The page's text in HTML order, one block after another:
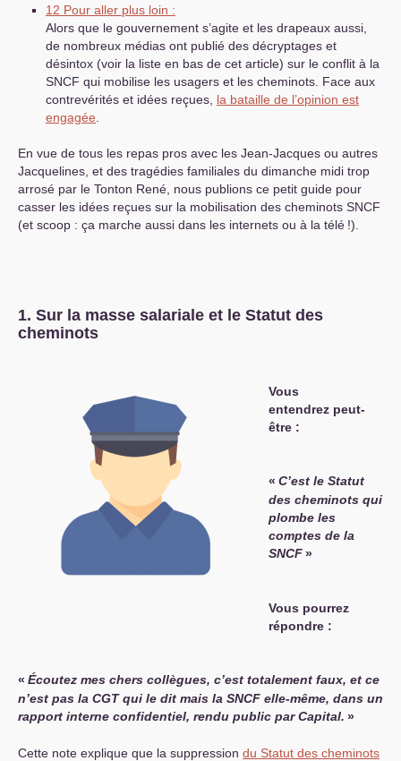
12 Pour aller plus loin :
Alors que le gouvernement s’agite et les drapeaux aussi,
de nombreux médias ont publié des décryptages et
désintox (voir la liste en bas de cet article) sur le conflit à la
SNCF qui mobilise les usagers et les cheminots. Face aux
contrevérités et idées reçues, la bataille de l’opinion est
engagée
En vue de tous les repas pros avec les Jean-Jacques ou autres
Jacquelines, et des tragédies familiales du dimanche midi trop
arrosé par le Tonton René, nous publions ce petit guide pour
casser les idées reçues sur la mobilisation des cheminots SNCF
(et scoop : ça marche aussi dans les internets ou à la télé !).
1. Sur la masse salariale et le Statut des
cheminots
Vous
entendrez peut-
être :
« C’est le Statut
des cheminots qui
plombe les
comptes de la
SNCF»
Vous pourrez
répondre :
« Écoutez mes chers collègues, c’est totalement faux, et ce
n’est pas la CGTqui le dit mais la SNCF elle-même, dans un
rapport interne confidentiel, rendu public par Capital. »
Cette note explique que la suppression du Statut des cheminots